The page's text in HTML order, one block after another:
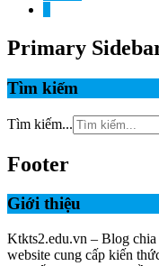
Primary
Tìm kiếm
Tìm kiếm...
Footer
Giới thiệu
Ktkts2.edu.vn – Blog
website cung cấp kiến